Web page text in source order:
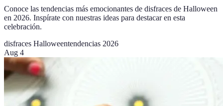
Conoce las tendencias más emocionantes de disfraces de Halloween
en 2026. Inspírate con nuestras ideas para destacar en esta
celebración.
disfraces Halloweentendencias 2026
Aug 4